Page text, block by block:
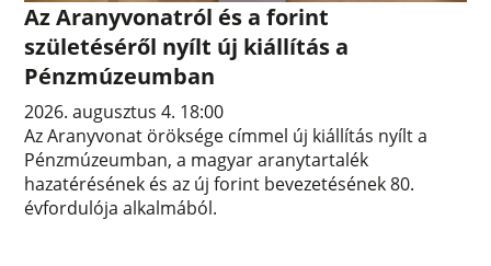
Az Aranyvonatról és a forint
születéséről nyílt új kiállítás a
Pénzmúzeumban
2026. augusztus 4. 18:00
Az Aranyvonat öröksége címmel új kiállítás nyílt a
Pénzmúzeumban, a magyar aranytartalék
hazatérésének és az új forint bevezetésének 80.
évfordulója alkalmából.